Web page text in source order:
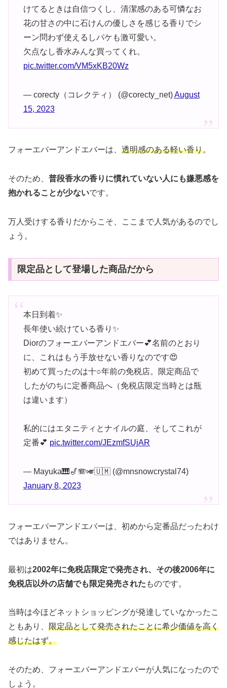
けてるときは自信つくし、清潔感のある可憐なお
花の甘さの中に石けんの優しさを感じる香りでシ
ーン問わず使えるしパケも激可愛い。
欠点なし香水みんな買ってくれ。
pic.twitter.com/VM5xKB20Wz
— corecty（コレクティ） (@corecty_net)August
15, 2023
フォーエバーアンドエバーは、 透明感のある軽い香り。
そのため、 普段香水の香りに慣れていない人にも嫌悪感を
抱かれることが少ないです。
万人受けする香りだからこそ、ここまで人気があるのでし
ょう。
限定品として登場した商品だから
本日到着✨
長年使い続けている香り✨
Diorのフォーエバーアンドエバー💕名前のとおり
に、これはもう手放せない香りなのです😍
初めて買ったのは十○年前の免税店。限定商品で
したがのちに定番商品へ（免税店限定当時とは瓶
は違います）
私的にはエタニティとナイルの庭、そしてこれが
定番💕 pic.twitter.com/JEzmfSUjAR
— Mayuka🎹🎷🪗🎺🇺🇲 (@mnsnowcrystal74)
January 8, 2023
フォーエバーアンドエバーは、初めから定番品だったわけ
ではありません。
最初は2002年に免税店限定で発売され、その後2006年に
免税店以外の店舗でも限定発売された ものです。
当時は今ほどネットショッピングが発達していなかったこ
ともあり、 限定品として発売されたことに希少価値を高く
感じたはず。
そのため、フォーエバーアンドエバーが人気になったので
しょう。